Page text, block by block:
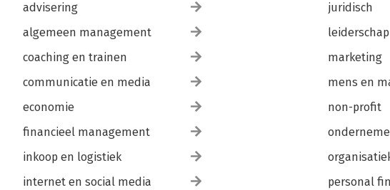
advisering
algemeen management
coaching en trainen
communicatie en media
economie
financieel management
inkoop en logistiek
internet en social media
juridisch
leiderschap
marketing
mens en
non-profit
personal